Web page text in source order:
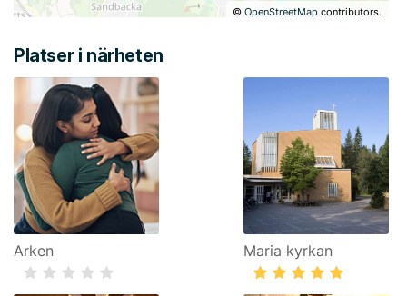
©OpenStreetMap contributors.
Platser i närheten
Arken Maria kyrkan